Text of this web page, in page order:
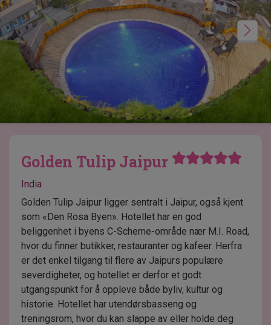
Golden Tulip Jaipur
India
Golden Tulip Jaipur ligger sentralt i Jaipur, også kjent
som «Den Rosa Byen». Hotellet har en god
beliggenhet i byens C-Scheme-område nær M.I. Road,
hvor du finner butikker, restauranter og kafeer. Herfra
er det enkel tilgang til flere av Jaipurs populære
severdigheter, og hotellet er derfor et godt
utgangspunkt for å oppleve både byliv, kultur og
historie. Hotellet har utendørsbasseng og
treningsrom, hvor du kan slappe av eller holde deg